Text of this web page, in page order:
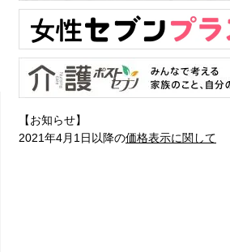
【お知らせ】
2021年4月1日以降の価格表示に関して